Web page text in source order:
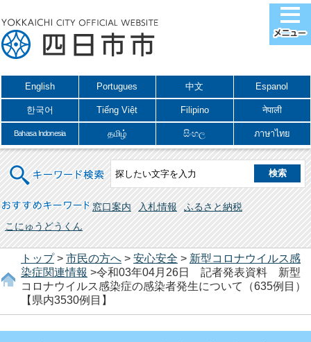
English Portugues 中文 Espanol
한국어 Tiếng Việt Filipino नेपाली
Bahasa Indonesia தமிழ் සිංහල ภาษาไทย
キーワード検索
おすすめキーワード 窓口案内 入札情報
ふるさと納税
こにゅうどうくん
トップ> 市民の方へ > 安心安全 > 新型コロナウイルス感
染症関連情報 >令和03年04月26日 記者発表資料 新型
コロナウイルス感染症の感染者発生について（635例目）
【県内3530例目】